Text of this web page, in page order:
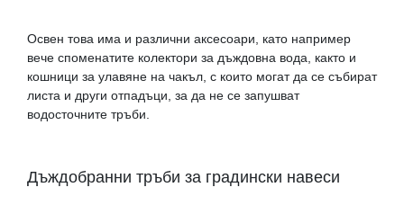
Освен това има и различни аксесоари, като например
вече споменатите колектори за дъждовна вода, както и
кошници за улавяне на чакъл, с които могат да се събират
листа и други отпадъци, за да не се запушват
водосточните тръби.
Дъждобранни тръби за градински навеси